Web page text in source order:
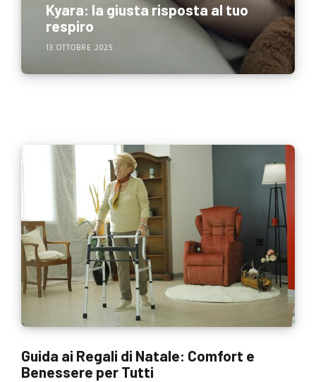
Kyara: la giusta risposta al tuo
respiro
13 OTTOBRE 2025
Guida ai Regali di Natale: Comfort e
Benessere per Tutti